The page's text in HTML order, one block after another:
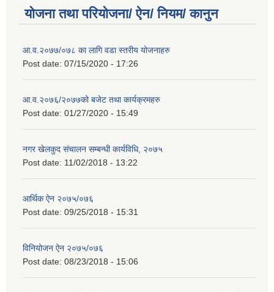
योजना तथा परियोजना/ ऐन/ नियम/ कानुन
आ.व.२०७७/०७८ का लागि वडा स्तरीय योजनाहरु
Post date: 07/15/2020 - 17:26
आ.व.२०७६/२०७७को बजेट तथा कार्यक्रमहरु
Post date: 01/27/2020 - 15:49
नगर खेलकुद संचालन सम्बन्धी कार्यविधि, २०७५
Post date: 11/02/2018 - 13:22
आर्थिक ऐन २०७५/०७६
Post date: 09/25/2018 - 15:31
विनियोजन ऐन २०७५/०७६
Post date: 08/23/2018 - 15:06